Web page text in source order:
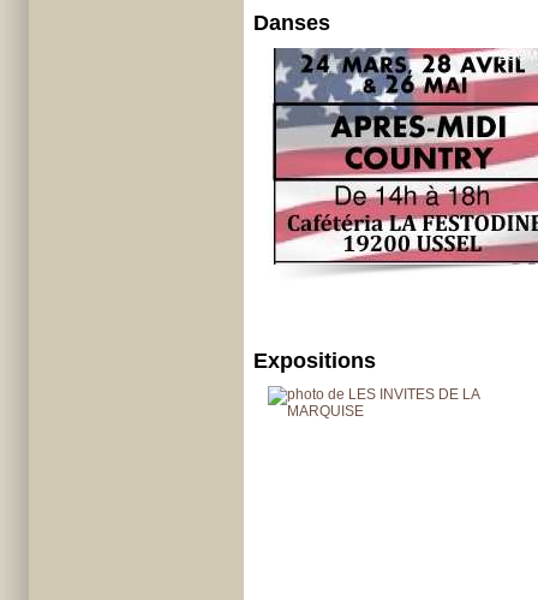
Danses
Expositions